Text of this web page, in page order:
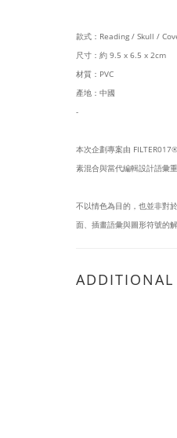
款式：Reading / Skull /
尺寸：約 9.5 x 6.5 x 2cm
材質：PVC
產地：中國
-
本次企劃專案由
素混合與當代編輯設計語彙
不以情色為目的，也並非對
面、插畫語彙與圖形符號的
ADDITIONAL